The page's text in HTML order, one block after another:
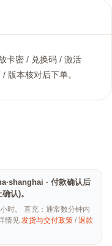
卡密 / 兑换码 / 激活
版本核对后下单。
· 付款确认后
认)。
时。 直充：通常数分钟内
情见 发货与交付政策 /退款